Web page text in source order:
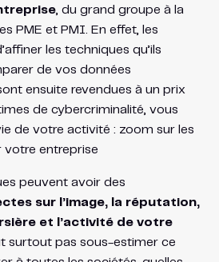
, du grand groupe à la
PME et PMI. En effet, les
les techniques qu’ils
de vos données
ensuite revendues à un prix
de cybercriminalité, vous
de votre activité : zoom sur les
votre entreprise
peuvent avoir des
sur l’image, la réputation,
et l’activité de votre
surtout pas sous-estimer ce